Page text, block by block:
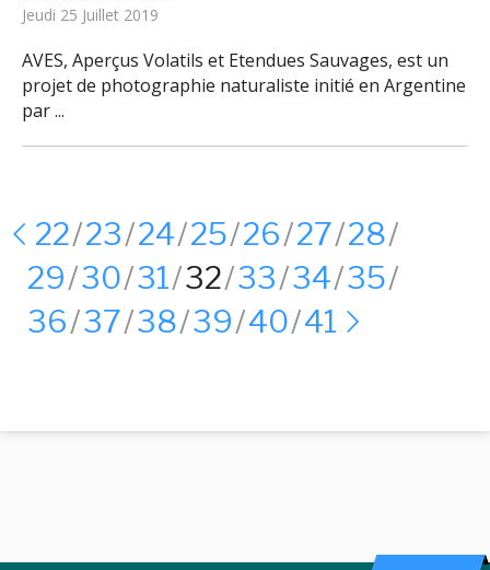
Jeudi 25 Juillet 2019
AVES, Aperçus Volatils et Etendues Sauvages, est un
projet de photographie naturaliste initié en Argentine
par ...
22 23 24 25 26 27 28
29 30 31 32 33 34 35
36 37 38 39 40 41